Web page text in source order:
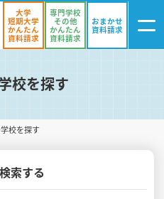
気になる
スを探す
大学
短期大学
かんたん
資料請求
専門学校
その他
かんたん
資料請求
おまかせ
資料請求
校を探す
校を探す
索する